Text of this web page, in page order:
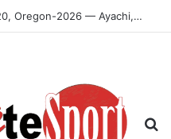
Championnats du monde U-20, Oregon-2026 — Ayachi, Dissa, Touahria et Ghezali en finale